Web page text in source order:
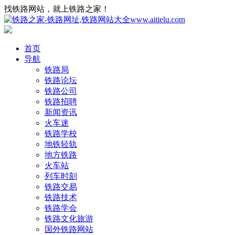
找铁路网站，就上铁路之家！
首页
导航
铁路局
铁路论坛
铁路公司
铁路招聘
新闻资讯
火车迷
铁路学校
地铁轻轨
地方铁路
火车站
列车时刻
铁路交易
铁路技术
铁路学会
铁路文化旅游
国外铁路网站